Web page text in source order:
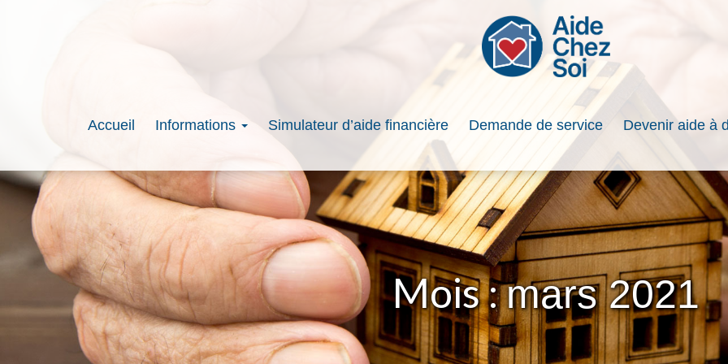
Accueil Informations Simulateur d’aide financière Demande de service Devenir aide à
Mois :mars 2021